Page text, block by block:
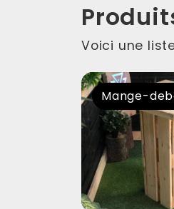
Voici une
Mange-